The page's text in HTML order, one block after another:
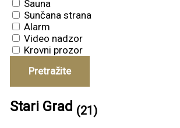
Sauna
Sunčana strana
Alarm
Video nadzor
Krovni prozor
Pretražite
Stari Grad (21)